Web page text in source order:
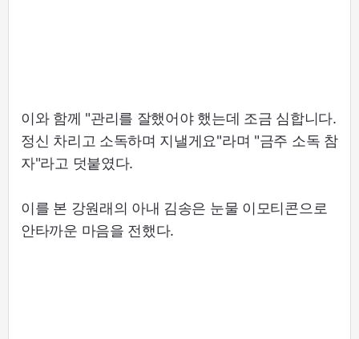
이와 함께 "관리를 잘했어야 했는데 조금 심합니다.
정신 차리고 소독하며 지낼게요"라며 "금주 소독 참
자"라고 덧붙였다.
이를 본 강원래의 아내 김송은 눈물 이모티콘으로
안타까운 마음을 전했다.